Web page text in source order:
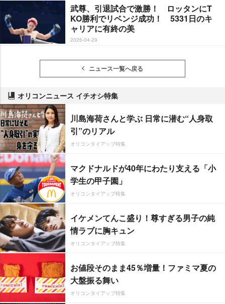
武尊、引退試合で激勝！ ロッタンにT
KO勝利でリベンジ成功！ 5331日のキ
ャリアに有終の美
2026-04-29
ニュース一覧へ戻る
オリコンニュース イチオシ特集
川島海荷さんと学ぶ 日常に潜む“人身取
引”のリアル
オリコンタイアップ特集
マクドナルドが40年にわたり支える「小
学生の甲子園」
オリコンタイアップ特集
イケメンてんこ盛り！尊すぎる男子の純
情ラブに胸キュン
オリコンタイアップ特集
お値段そのまま45％増量！ファミマ夏の
大盤振る舞い
オリコンタイアップ特集